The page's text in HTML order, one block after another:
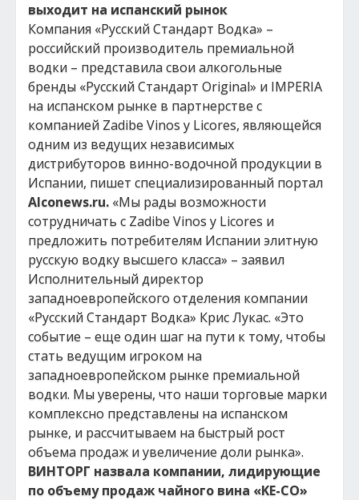
выходит на испанский рынок
Компания «Русский Стандарт Водка» –
российский производитель премиальной
водки – представила свои алкогольные
бренды «Русский Стандарт Original» и IMPERIA
на испанском рынке в партнерстве с
компанией Zadibe Vinos y Licores, являющейся
одним из ведущих независимых
дистрибуторов винно-водочной продукции в
Испании, пишет специализированный портал
Alconews.ru. «Мы рады возможности
сотрудничать с Zadibe Vinos y Licores и
предложить потребителям Испании элитную
русскую водку высшего класса» – заявил
Исполнительный директор
западноевропейского отделения компании
«Русский Стандарт Водка» Крис Лукас. «Это
событие – еще один шаг на пути к тому, чтобы
стать ведущим игроком на
западноевропейском рынке премиальной
водки. Мы уверены, что наши торговые марки
комплексно представлены на испанском
рынке, и рассчитываем на быстрый рост
объема продаж и увеличение доли рынка».
ВИНТОРГ назвала компании, лидирующие
по объему продаж чайного вина «KE-CO»